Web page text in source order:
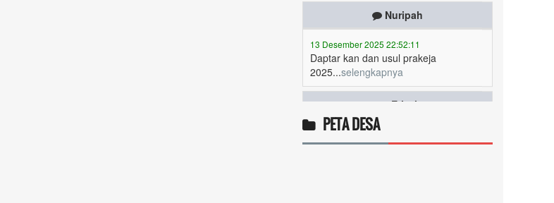
13 Desember 2025 22:52:11
Daptar kan dan usul prakeja
2025...selengkapnya
Erizal
09 Desember 2025 13:48:42
Token listrik...selengkapnya
Awin
PETA DESA